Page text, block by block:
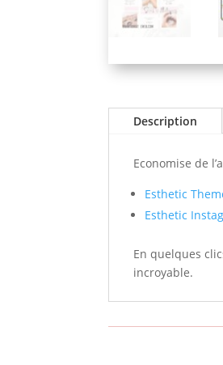
Description
Economise de
Esthetic
Esthetic
En quelques
incroyable.